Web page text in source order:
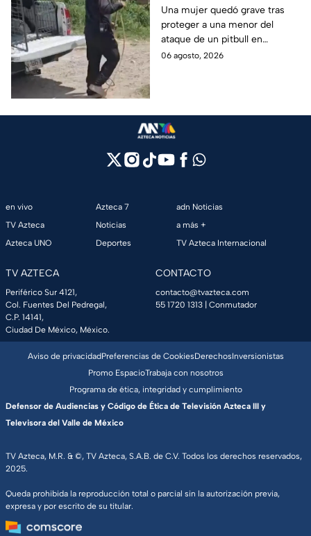
una menor; hoy lucha
por su vida en Zapopan
Una mujer quedó grave tras
proteger a una menor del
ataque de un pitbull en
Zapopan; la víctima sufrió
06 agosto, 2026
en vivo
TV Azteca
Azteca UNO
Azteca 7
Noticias
Deportes
adn Noticias
a más +
TV Azteca Internacional
TV AZTECA
Periférico Sur 4121,
Col. Fuentes Del Pedregal,
C.P. 14141,
Ciudad De México, México.
CONTACTO
contacto@tvazteca.com
55 1720 1313 | Conmutador
TV Azteca, M.R. & ©, TV Azteca, S.A.B. de C.V. Todos los derechos reservados,
2025.
Queda prohibida la reproducción total o parcial sin la autorización previa,
expresa y por escrito de su titular.
Aviso de privacidadPreferencias de CookiesDerechosInversionistas
Promo EspacioTrabaja con nosotros
Programa de ética, integridad y cumplimiento
Defensor de Audiencias y Código de Ética de Televisión Azteca III y
Televisora del Valle de México